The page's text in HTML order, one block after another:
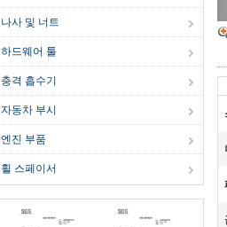
나사 및 너트
하드웨어 툴
충격 흡수기
자동차 부시
엔진 부품
휠 스페이서